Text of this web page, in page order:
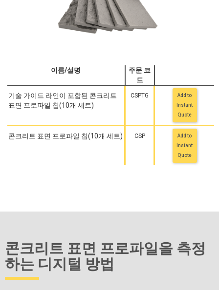
이름/설명
주문 코
드
기술 가이드 라인이 포함된 콘크리트
표면 프로파일 칩(10개 세트)
콘크리트 표면 프로파일 칩(10개 세트) CSP
Add to
Instant
Quote
Add to
Instant
Quote
CSPTG
콘크리트 표면 프로파일을 측정
하는 디지털 방법